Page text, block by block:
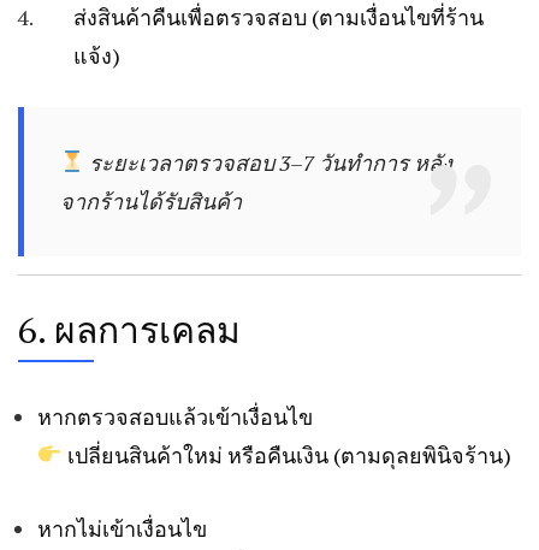
ส่งสินค้าคืนเพื่อตรวจสอบ (ตามเงื่อนไขที่ร้าน
แจ้ง)
ระยะเวลาตรวจสอบ 3–7 วันทำการ หลัง
จากร้านได้รับสินค้า
6. ผลการเคลม
หากตรวจสอบแล้วเข้าเงื่อนไข
เปลี่ยนสินค้าใหม่ หรือคืนเงิน (ตามดุลยพินิจร้าน)
หากไม่เข้าเงื่อนไข